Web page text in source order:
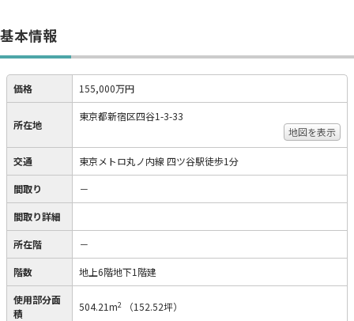
基本情報
価格 155,000万円
所在地
東京都新宿区四谷1-3-33
地図を表示
交通 東京メトロ丸ノ内線 四ツ谷駅徒歩1分
間取り －
間取り詳細
所在階 －
階数 地上6階地下1階建
使用部分面
積
504.21m2 （152.52坪）